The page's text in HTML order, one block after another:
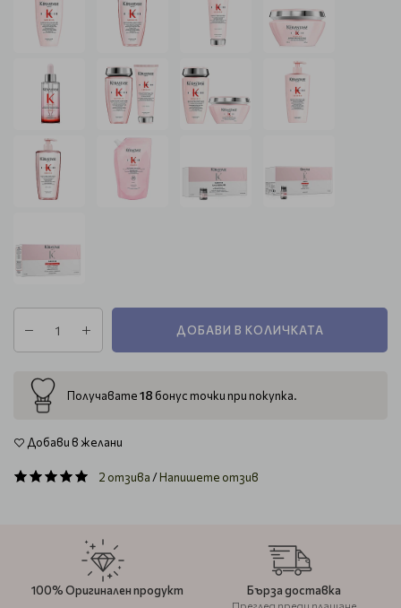
ДОБАВИ В КОЛИЧКАТА
Получавате18 бонус точки при покупка.
Добави в желани
2 отзива/Напишете отзив
100% Оригинален продукт Бърза доставка
Преглед преди плащане